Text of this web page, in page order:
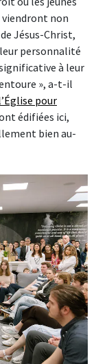
viendront non
Jésus-Christ,
personnalité
à leur
», a-t-il
pour
édifiées ici,
bien au-